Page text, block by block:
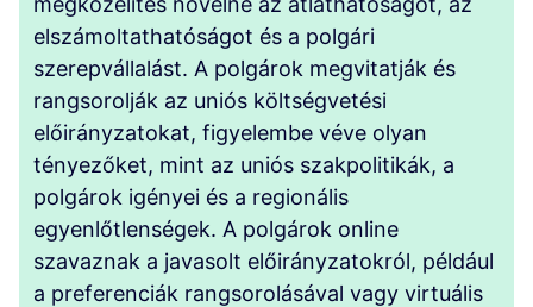
elszámoltathatóságot és a polgári
szerepvállalást. A polgárok megvitatják és
rangsorolják az uniós költségvetési
előirányzatokat, figyelembe véve olyan
tényezőket, mint az uniós szakpolitikák, a
polgárok igényei és a regionális
egyenlőtlenségek. A polgárok online
szavaznak a javasolt előirányzatokról, például
a preferenciák rangsorolásával vagy virtuális